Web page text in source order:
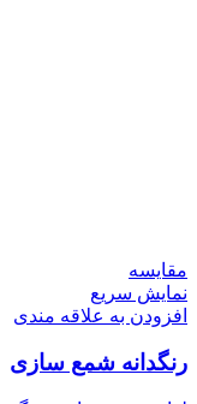
مقايسه
نمایش سریع
افزودن به علاقه مندی
رنگدانه شمع سازی